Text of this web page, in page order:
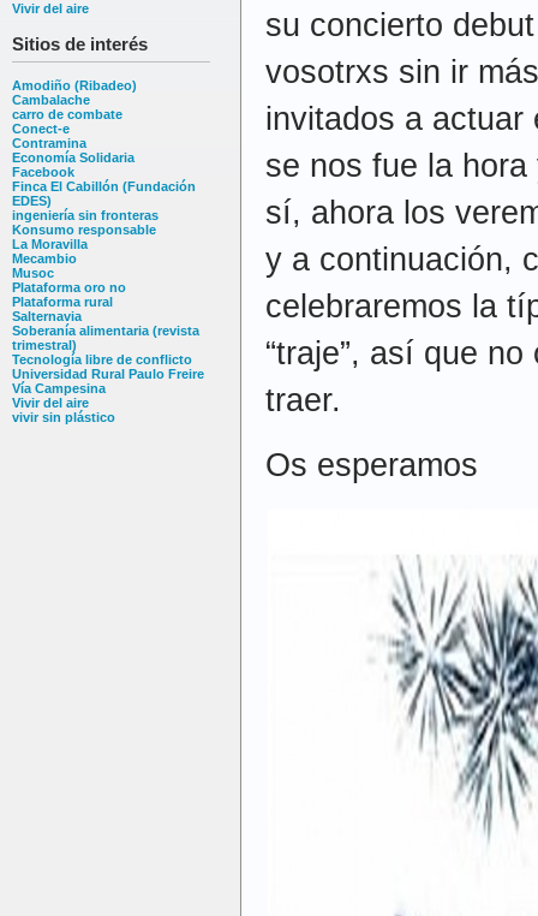
Vivir del aire
Sitios de interés
Amodiño (Ribadeo)
Cambalache
carro de combate
Conect-e
Contramina
Economía Solidaria
Facebook
Finca El Cabillón (Fundación
EDES)
ingeniería sin fronteras
Konsumo responsable
La Moravilla
Mecambio
Musoc
Plataforma oro no
Plataforma rural
Salternavia
Soberanía alimentaria (revista
trimestral)
Tecnología libre de conflicto
Universidad Rural Paulo Freire
Vía Campesina
Vivir del aire
vivir sin plástico
su concierto
vosotrxs sin ir
invitados a actuar
se nos fue la
sí, ahora los
y a continuación,
celebraremos la
“traje”, así que
traer.
Os esperamos